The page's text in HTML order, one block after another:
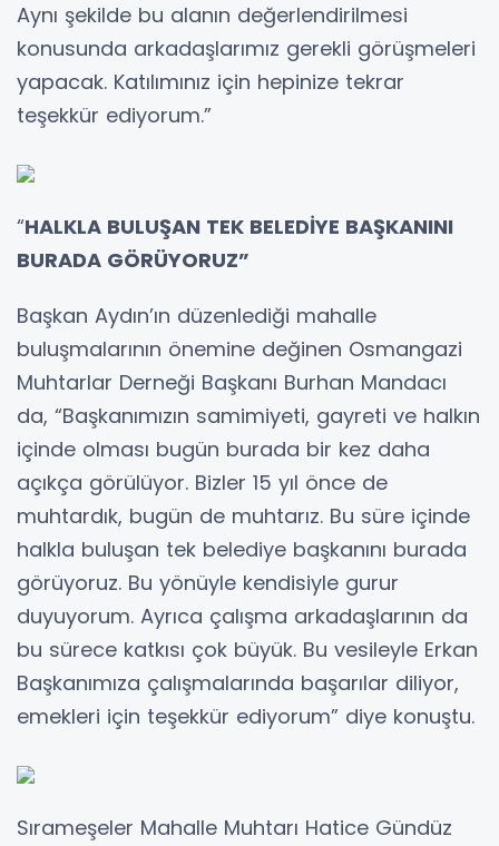
Aynı şekilde bu alanın değerlendirilmesi
konusunda arkadaşlarımız gerekli görüşmeleri
yapacak. Katılımınız için hepinize tekrar
teşekkür ediyorum.”
“HALKLA BULUŞAN TEK BELEDİYE BAŞKANINI
BURADA GÖRÜYORUZ”
Başkan Aydın’ın düzenlediği mahalle
buluşmalarının önemine değinen Osmangazi
Muhtarlar Derneği Başkanı Burhan Mandacı
da, “Başkanımızın samimiyeti, gayreti ve halkın
içinde olması bugün burada bir kez daha
açıkça görülüyor. Bizler 15 yıl önce de
muhtardık, bugün de muhtarız. Bu süre içinde
halkla buluşan tek belediye başkanını burada
görüyoruz. Bu yönüyle kendisiyle gurur
duyuyorum. Ayrıca çalışma arkadaşlarının da
bu sürece katkısı çok büyük. Bu vesileyle Erkan
Başkanımıza çalışmalarında başarılar diliyor,
emekleri için teşekkür ediyorum” diye konuştu.
Sırameşeler Mahalle Muhtarı Hatice Gündüz